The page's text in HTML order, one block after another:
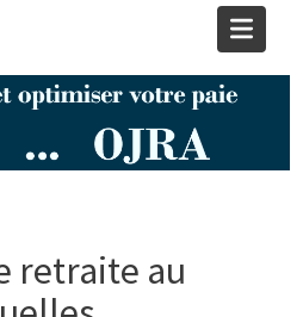
| Blog Paie et RH
Sociale
retraite au